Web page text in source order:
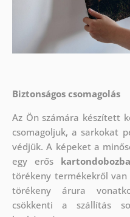
Biztonságos csomagolás
Az Ön számára készített
csomagoljuk, a sarkokat
védjük.A képeket a
egy erős
törékeny termékekről
törékeny árura
csökkenti a szállítás